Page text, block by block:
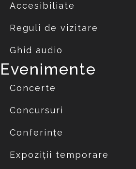
Accesibiliate
Reguli de vizitare
Ghid audio
Evenimente
Concerte
Concursuri
Conferințe
Expoziții temporare